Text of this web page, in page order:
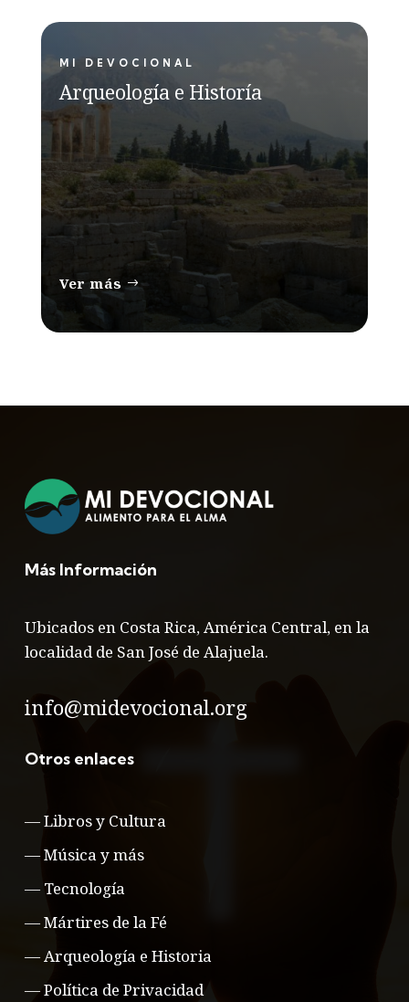
MI DEVOCIONAL
Arqueología e Historía
Ver más
Más Información
Ubicados en Costa Rica, América Central, en la
localidad de San José de Alajuela.
info@midevocional.org
Otros enlaces
—Libros y Cultura
—Música y más
— Tecnología
—Mártires de la Fé
—Arqueología e Historia
—Política de Privacidad